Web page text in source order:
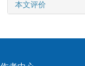
本文评价